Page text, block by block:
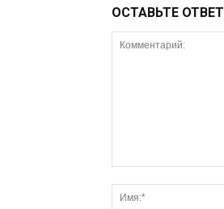
ОСТАВЬТЕ ОТВЕТ